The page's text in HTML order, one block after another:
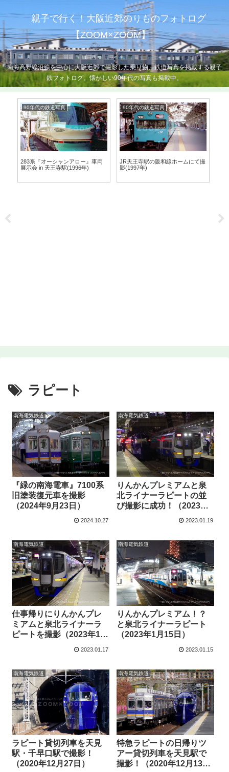
親子で行く！大阪近郊のりものフォトログ
【ZOOM×ZOOM】
南海高野線沿線を中心に大阪近郊で撮影した乗り物、鉄道写真を掲載する親子
鉄フォトログ。懐かしい90年代の写真も掲載中。
90年代の鉄道写真
283系『オーシャンアロー』車両
展示会 in 天王寺駅(1996年)
90年代の鉄道写真
JR天王寺駅の阪和線ホームにて撮
影(1997年)
ラピート
南海電気鉄道
『緑の南海電車』7100系
旧塗装復元車を撮影
（2024年9月23日）
2024.10.27
南海電気鉄道
りんかんプレミアムと泉
北ライナーラピートの並
び撮影に成功！（2023年1
2023.01.19
南海電気鉄道
仕事帰りにりんかんプレ
ミアムと泉北ライナーラ
ピートを撮影（2023年1月
2023.01.17
南海電気鉄道
りんかんプレミアム！？
と泉北ライナーラピート
（2023年1月15日）
2023.01.15
南海電気鉄道
ラピート貸切列車を天見
駅・千早口駅で撮影！
（2020年12月27日）
南海電気鉄道
特急ラピートの日帰りツ
アー貸切列車を天見駅で
撮影！（2020年12月13